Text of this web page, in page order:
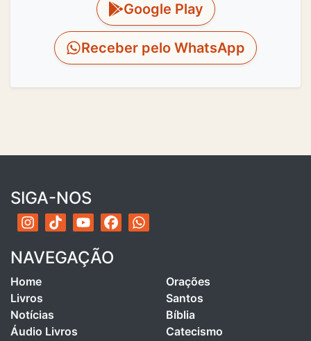
Google Play
Receber pelo WhatsApp
SIGA-NOS
NAVEGAÇÃO
Home
Livros
Notícias
Áudio Livros
Orações
Santos
Bíblia
Catecismo